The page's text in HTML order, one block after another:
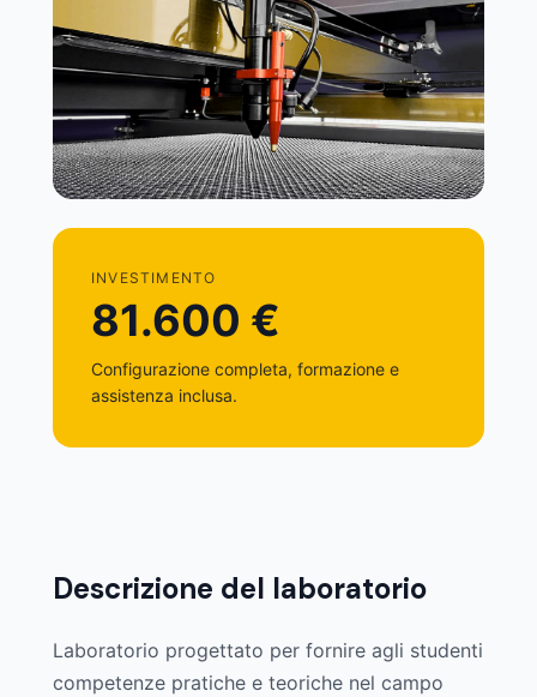
INVESTIMENTO
81.600 €
Configurazione completa, formazione e
assistenza inclusa.
Descrizione del laboratorio
Laboratorio progettato per fornire agli studenti
competenze pratiche e teoriche nel campo